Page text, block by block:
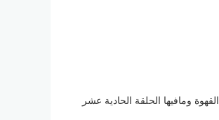
القهوة ومافيها الحلقة الحادية عشر